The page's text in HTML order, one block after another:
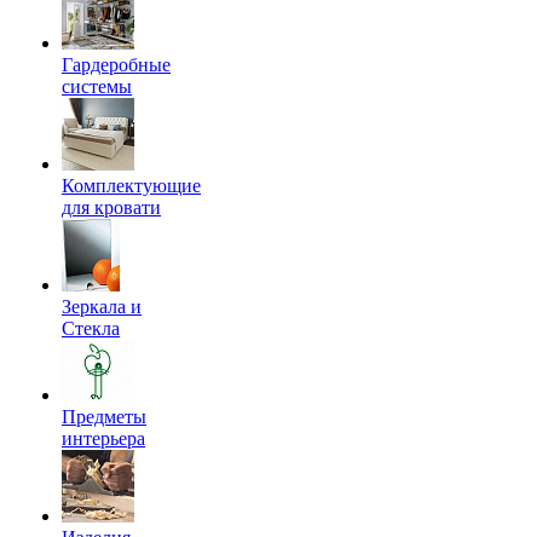
Гардеробные
системы
Комплектующие
для кровати
Зеркала и
Стекла
Предметы
интерьера